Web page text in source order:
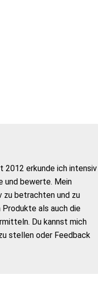
2012 erkunde ich intensiv
und bewerte. Mein
zu betrachten und zu
als auch die
Du kannst mich
stellen oder Feedback